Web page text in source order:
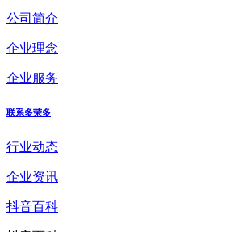
公司简介
企业理念
企业服务
联系多荣多
行业动态
企业资讯
抖音百科